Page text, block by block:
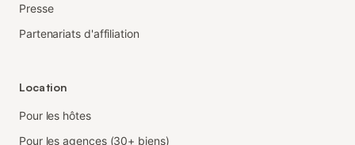
Presse
Partenariats d'affiliation
Location
Pour les hôtes
Pour les agences (30+ biens)